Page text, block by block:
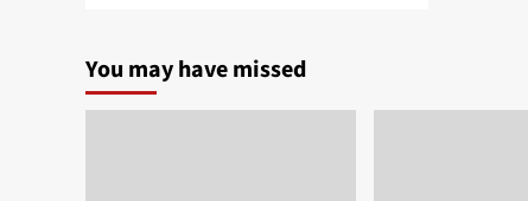
You may have missed